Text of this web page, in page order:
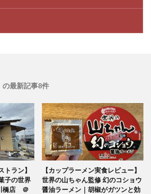
の最新記事8件
トラン】
子の世界
橋店 ＠
【カップラーメン実食レビュー】
世界の山ちゃん監修 幻のコショウ
醤油ラーメン｜胡椒がガツンと効